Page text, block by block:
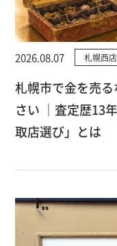
2026.08.07 札幌西店
札幌市で金を売
さい ｜査定歴13
取店選び」とは